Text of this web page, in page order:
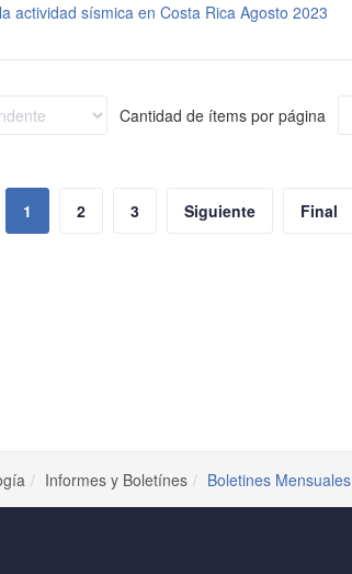
actividad sísmica en Costa Rica Agosto 2023
Cantidad de ítems por página
1 2 3 Siguiente Final
Informes y Boletínes Boletines Mensuales